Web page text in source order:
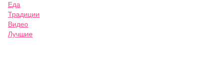
Еда
Традиции
Видео
Лучшие